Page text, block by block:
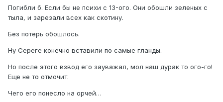
Погибли б. Если бы не психи с 13-ого. Они обошли зеленых с
тыла, и зарезали всех как скотину.
Без потерь обошлось.
Ну Сереге конечно вставили по самые гланды.
Но после этого взвод его зауважал, мол наш дурак то ого-го!
Еще не то отмочит.
Чего его понесло на орчей…